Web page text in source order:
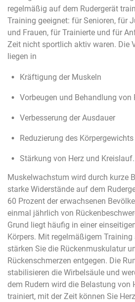
regelmäßig auf dem Rudergerät
Training geeignet: für Senioren, für
und Frauen, für Trainierte und für
Zeit nicht sportlich aktiv waren. Die
liegen in
Kräftigung der Muskeln
Vorbeugen und Behandlung von
Verbesserung der Ausdauer
Reduzierung des Körpergewichts
Stärkung von Herz und Kreislauf.
Muskelwachstum wird durch kurze
starke Widerstände auf dem
60 Prozent der erwachsenen
einmal jährlich von
Grund liegt häufig in einer
Körpers. Mit regelmäßigem
stärken Sie die Rückenmuskulatur
Rückenschmerzen entgegen. Die
stabilisieren die Wirbelsäule und
dem Rudern wird die Belastung von
trainiert, mit der Zeit können Sie